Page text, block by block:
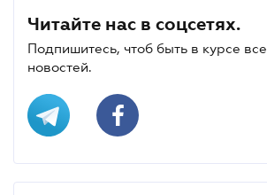
Читайте нас в соцсетях.
Подпишитесь, чтоб быть в курсе
новостей.